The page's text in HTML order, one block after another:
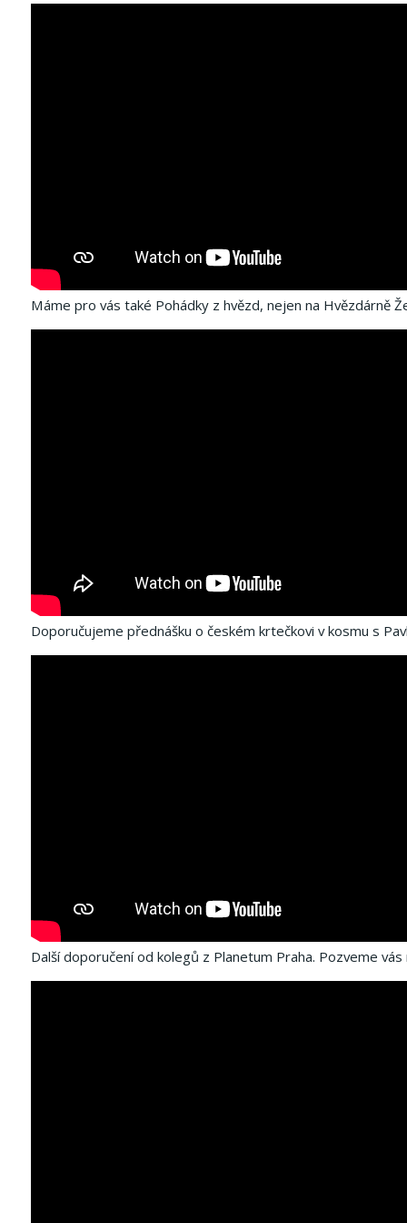
Máme pro vás také Pohádky z hvězd, nejen na Hvězdárně
Doporučujeme přednášku o českém krtečkovi v kosmu s
Další doporučení od kolegů z Planetum Praha. Pozveme vás